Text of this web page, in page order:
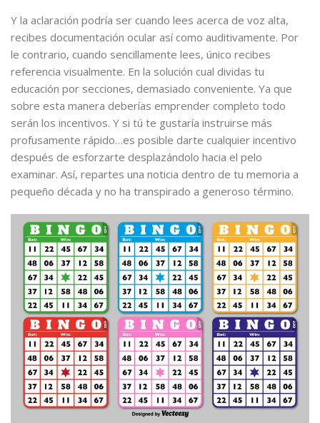
Y la aclaración podrí­a ser cuando lees acerca de voz alta,
recibes documentación ocular así­ como auditivamente. Por
le contrario, cuando sencillamente lees, único recibes
referencia visualmente. En la solución cual dividas tu
educación por secciones, demasiado conveniente. Ya que
sobre esta manera deberías emprender completo todo
serán los incentivos. Y si tú te gustaría instruirse más
profusamente rápido…es posible darte cualquier incentivo
después de esforzarte desplazándolo hacia el pelo
examinar. Así, repartes una noticia dentro de tu memoria a
pequeño década y no ha transpirado a generoso término.